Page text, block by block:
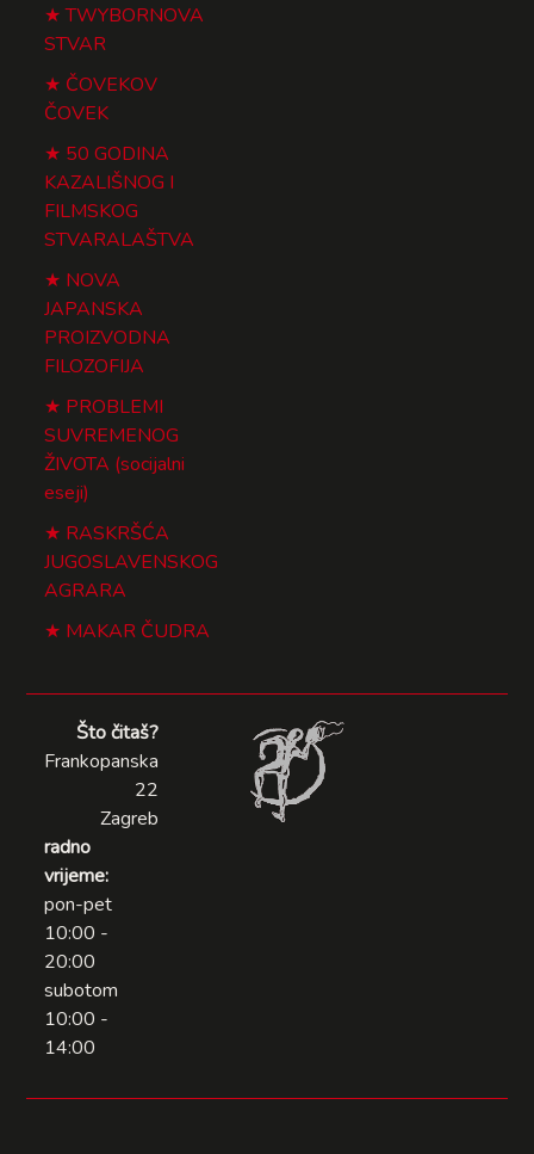
TWYBORNOVA
STVAR
ČOVEKOV
ČOVEK
50 GODINA
KAZALIŠNOG I
FILMSKOG
STVARALAŠTVA
NOVA
JAPANSKA
PROIZVODNA
FILOZOFIJA
PROBLEMI
SUVREMENOG
ŽIVOTA (socijalni
eseji)
RASKRŠĆA
JUGOSLAVENSKOG
AGRARA
MAKAR ČUDRA
Što čitaš?
Frankopanska
22
Zagreb
radno
vrijeme:
pon-pet
10:00 -
20:00
subotom
10:00 -
14:00